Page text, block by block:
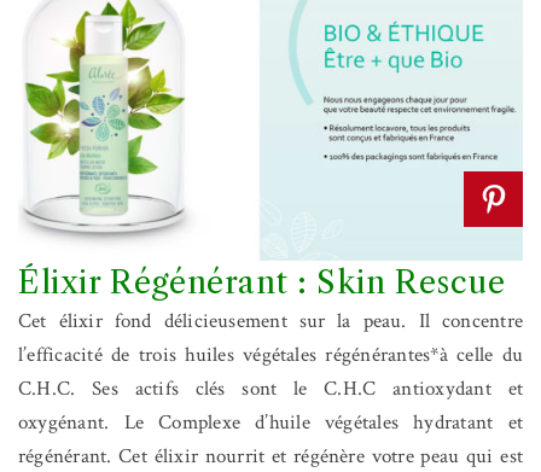
Élixir Régénérant : Skin Rescue
Cet élixir fond délicieusement sur la peau. Il concentre
l’efficacité de trois huiles végétales régénérantes*à celle du
C.H.C. Ses actifs clés sont le C.H.C antioxydant et
oxygénant. Le Complexe d’huile végétales hydratant et
régénérant. Cet élixir nourrit et régénère votre peau qui est